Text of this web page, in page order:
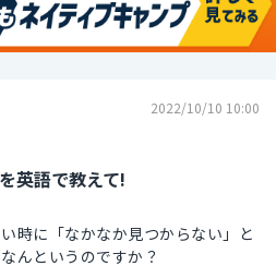
2022/10/10 10:00
英語で教えて!
時に「なかなか見つからない」と
んというのですか？